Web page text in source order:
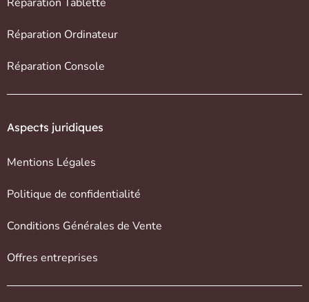
Réparation Ordinateur
Réparation Console
Aspects juridiques
Mentions Légales
Politique de confidentialité
Conditions Générales de Vente
Offres entreprises